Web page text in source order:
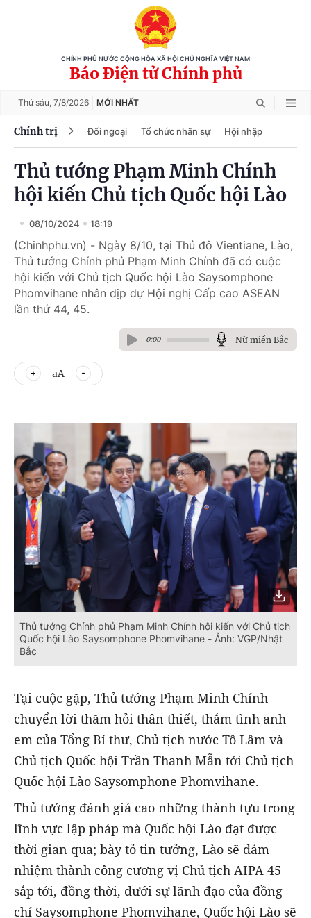
CHÍNH PHỦ NƯỚC CỘNG HÒA XÃ HỘI CHỦ NGHĨA VIỆT NAM
Báo Điện tử Chính phủ
Thứ sáu, 7/8/2026 MỚI NHẤT
Chính trị Đối ngoại Tổ chức nhân sự Hội nhập
Thủ tướng Phạm Minh Chính
hội kiến Chủ tịch Quốc hội Lào
08/10/2024 18:19
(Chinhphu.vn) - Ngày 8/10, tại Thủ đô Vientiane, Lào,
Thủ tướng Chính phủ Phạm Minh Chính đã có cuộc
hội kiến với Chủ tịch Quốc hội Lào Saysomphone
Phomvihane nhân dịp dự Hội nghị Cấp cao ASEAN
lần thứ 44, 45.
0:00 Nữ miền Bắc
aA
Thủ tướng Chính phủ Phạm Minh Chính hội kiến với Chủ tịch
Quốc hội Lào Saysomphone Phomvihane - Ảnh: VGP/Nhật
Bắc
Tại cuộc gặp, Thủ tướng Phạm Minh Chính
chuyển lời thăm hỏi thân thiết, thắm tình anh
em của Tổng Bí thư, Chủ tịch nước Tô Lâm và
Chủ tịch Quốc hội Trần Thanh Mẫn tới Chủ tịch
Quốc hội Lào Saysomphone Phomvihane.
Thủ tướng đánh giá cao những thành tựu trong
lĩnh vực lập pháp mà Quốc hội Lào đạt được
thời gian qua; bày tỏ tin tưởng, Lào sẽ đảm
nhiệm thành công cương vị Chủ tịch AIPA 45
sắp tới, đồng thời, dưới sự lãnh đạo của đồng
chí Saysomphone Phomvihane, Quốc hội Lào sẽ